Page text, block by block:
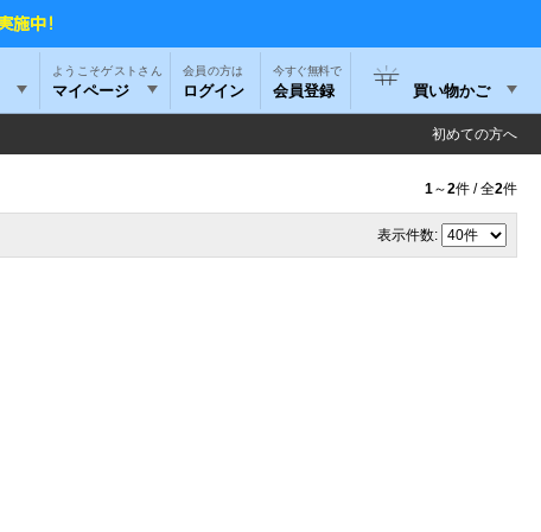
ようこそゲストさん
マイページ ログイン
今すぐ無料で
会員登録 買い物かご
初めての方へ
1～2件 / 全2件
表示件数: